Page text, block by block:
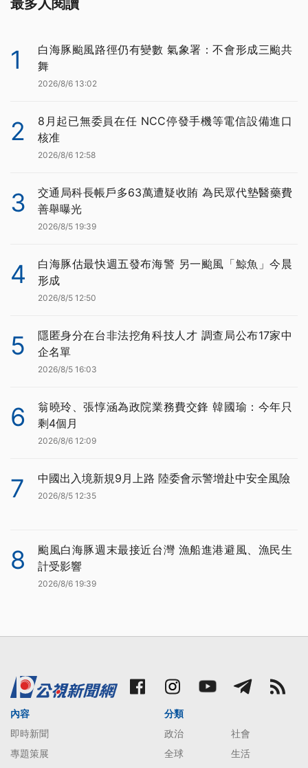
1
白海豚颱風路徑仍有變數 氣象署：不會形成三颱共
舞
2026/8/6 13:02
2
8月起已無委員在任 NCC停發手機等電信設備進口
核准
2026/8/6 12:58
3
交通局科長帳戶多63萬遭疑收賄 為民眾代墊醫藥費
善舉曝光
2026/8/5 19:39
4
白海豚估最快週五發布海警 另一颱風「鯨魚」今晨
形成
2026/8/5 12:50
5
隱匿身分在台非法挖角科技人才 調查局公布17家中
企名單
2026/8/5 16:03
6
翁曉玲、張惇涵為政院業務費交鋒 韓國瑜：今年只
剩4個月
2026/8/6 12:09
7 中國出入境新規9月上路 陸委會示警增赴中安全風險
2026/8/5 12:35
8
颱風白海豚週末最接近台灣 漁船進港避風、漁民生
計受影響
2026/8/6 19:39
內容
即時新聞
專題策展
分類
政治
社會
全球
生活